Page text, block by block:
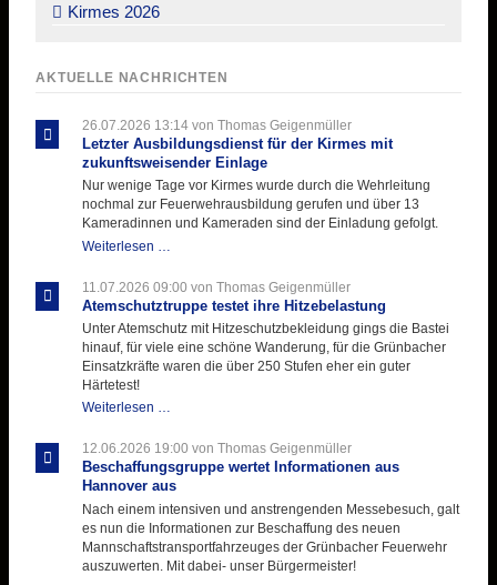
Kirmes 2026
AKTUELLE NACHRICHTEN
26.07.2026 13:14von Thomas Geigenmüller
Letzter Ausbildungsdienst für der Kirmes mit
zukunftsweisender Einlage
Nur wenige Tage vor Kirmes wurde durch die Wehrleitung
nochmal zur Feuerwehrausbildung gerufen und über 13
Kameradinnen und Kameraden sind der Einladung gefolgt.
Weiterlesen …
für
der
11.07.2026 09:00 von Thomas Geigenmüller
Atemschutztruppe testet ihre Hitzebelastung
Unter Atemschutz mit Hitzeschutzbekleidung gings die Bastei
hinauf, für viele eine schöne Wanderung, für die Grünbacher
Einsatzkräfte waren die über 250 Stufen eher ein guter
Härtetest!
Weiterlesen …
ihre
Hitzebelastung
12.06.2026 19:00 von Thomas Geigenmüller
Beschaffungsgruppe wertet Informationen aus
Hannover aus
Nach einem intensiven und anstrengenden Messebesuch, galt
es nun die Informationen zur Beschaffung des neuen
Mannschaftstransportfahrzeuges der Grünbacher Feuerwehr
auszuwerten. Mit dabei- unser Bürgermeister!